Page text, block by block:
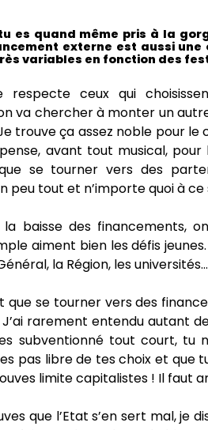
es quand même pris à la
externe est aussi
variables en fonction des
ceux qui
va chercher à monter un
trouve ça assez noble pour le
avant tout musical, pour
se tourner vers des
peu tout et n’importe quoi à ce
baisse des financements,
aiment bien les défis
la Région, les universités…
que se tourner vers des
rarement entendu autant
subventionné tout court, tu
pas libre de tes choix et que
limite capitalistes ! Il faut
que l’Etat s’en sert mal, je